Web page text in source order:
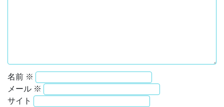
名前 ※
メール ※
サイト